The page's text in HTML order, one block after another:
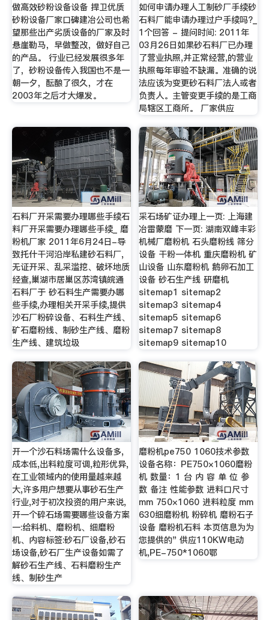
做高效砂粉设备设备 捍卫优质
砂粉设备厂家口碑建冶公司也希
望那些出产劣质设备的厂家及时
悬崖勒马，早做整改，做好自己
的产品。 行业已经发展很多年
了，砂粉设备传入我国也不是一
朝一夕，酝酿了很久，才在
2003年之后才大爆发。
如何申请办理人工制砂厂手续砂
石料厂能申请办理过户手续吗?_
1个回答 - 提问时间: 2011年
03月26日如果砂石料厂已办理
了营业执照,并正常经营,的营业
执照每年审验不缺漏。准确的说
法应该为变更砂石料厂法人或者
负责人。主管变更手续的是工商
局辖区工商所。 厂家供应
石料厂开采需要办理哪些手续石
料厂开采需要办理哪些手续_ 磨
粉机厂家 2011年6月24日-导
致托什干河沿岸私建砂石料厂,
无证开采、乱采滥挖、破坏地质
经查,巢湖市居巢区苏湾镇皖通
石料厂于 砂石料生产需要办哪
些手续,办理相关开采手续,提供
沙石厂粉碎设备、石料生产线、
矿石磨粉线、制砂生产线、磨粉
生产线、建筑垃圾
采石场矿证办理上一页: 上海建
冶雷蒙磨 下一页: 湖南双峰丰彩
机械厂磨粉机 石头磨粉线 筛分
设备 干粉一体机 重庆磨粉机 矿
山设备 山东磨粉机 鹅卵石加工
设备 砂石生产线 研磨机
sitemap1 sitemap2
sitemap3 sitemap4
sitemap5 sitemap6
sitemap7 sitemap8
sitemap9 sitemap10
开一个沙石料场需什么设备多,
成本低,出料粒度可调,粒形优异,
在工业领域内的使用量越来越
大,许多用户想要从事砂石生产
行业,对于初次投资的用户来说,
开一个碎石场需要哪些设备方案
一:给料机、磨粉机、细磨粉
机、内容标签:砂石厂设备,砂石
场设备,砂石厂生产设备如需了
解砂石生产线、石料磨粉生产
线、制砂生产
磨粉机pe750 1060技术参数
设备名称：PE750×1060磨粉
机 数量：1 台 内 容 单 位 参
数 备注 性能参数 进料口尺寸
mm 750×1060 进料粒度 mm
630细磨粉机 粉碎机 磨粉石子
设备 磨粉机石料 本页信息为为
您提供的" 供应110KW电动
机,PE-750*1060鄂